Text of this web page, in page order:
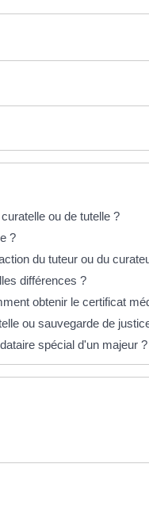
ou de tutelle ?
?
du tuteur ou du
différences ?
obtenir le certificat
ou sauvegarde de
spécial d'un majeur ?